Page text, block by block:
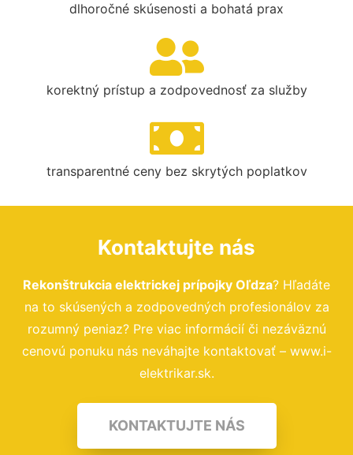
dlhoročné skúsenosti a bohatá prax
korektný prístup a zodpovednosť za služby
transparentné ceny bez skrytých poplatkov
Kontaktujte nás
Rekonštrukcia elektrickej prípojky Oľdza? Hľadáte
na to skúsených a zodpovedných profesionálov za
rozumný peniaz? Pre viac informácií či nezáväznú
cenovú ponuku nás neváhajte kontaktovať – www.i-
elektrikar.sk.
KONTAKTUJTE NÁS